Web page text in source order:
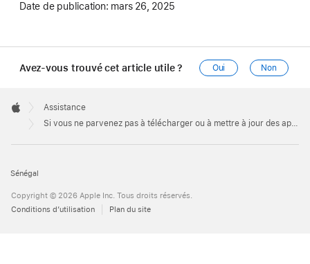
Date de publication: mars 26, 2025
Avez-vous trouvé cet article utile ? Oui Non
Footer

Apple
Assistance
Si vous ne parvenez pas à télécharger ou à mettre à jour des apps sur votre Mac
Sénégal
Copyright © 2026 Apple Inc. Tous droits réservés.
Conditions d’utilisation
Plan du site